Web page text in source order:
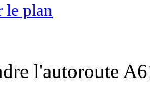
le plan
l'autoroute